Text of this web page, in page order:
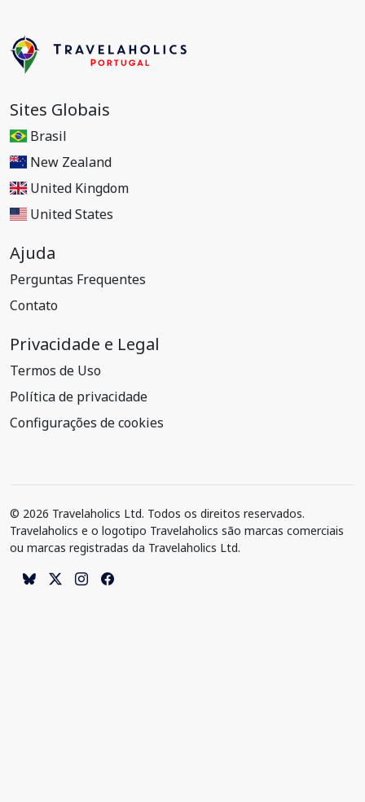
Sites Globais
Brasil
New Zealand
United Kingdom
United States
Ajuda
Perguntas Frequentes
Contato
Privacidade e Legal
Termos de Uso
Política de privacidade
Configurações de cookies
© 2026 Travelaholics Ltd. Todos os direitos reservados.
Travelaholics e o logotipo Travelaholics são marcas comerciais
ou marcas registradas da Travelaholics Ltd.